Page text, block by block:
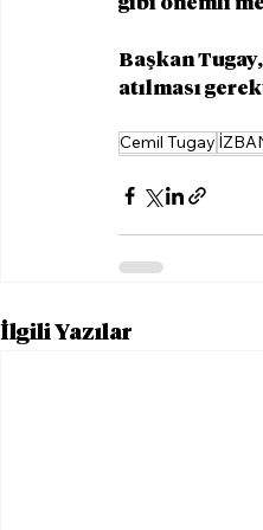
Başkan
atılması
Cemil Tugay
İlgili Yazılar